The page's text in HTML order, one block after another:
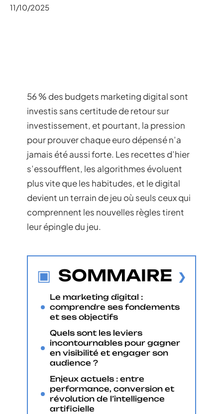
11/10/2025
56 % des budgets marketing digital sont
investis sans certitude de retour sur
investissement, et pourtant, la pression
pour prouver chaque euro dépensé n’a
jamais été aussi forte. Les recettes d’hier
s’essoufflent, les algorithmes évoluent
plus vite que les habitudes, et le digital
devient un terrain de jeu où seuls ceux qui
comprennent les nouvelles règles tirent
leur épingle du jeu.
SOMMAIRE
Le marketing digital :
comprendre ses fondements
et ses objectifs
Quels sont les leviers
incontournables pour gagner
en visibilité et engager son
audience ?
Enjeux actuels : entre
performance, conversion et
révolution de l’intelligence
artificielle